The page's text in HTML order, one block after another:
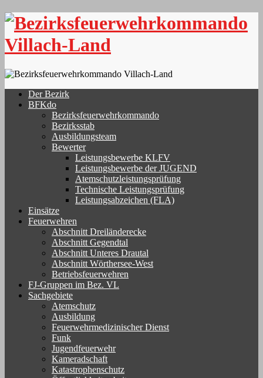
Skip
content
Der Bezirk
BFKdo
Bezirksfeuerwehrkommando
Bezirksstab
Ausbildungsteam
Bewerter
Leistungsbewerbe KLFV
Leistungsbewerbe der JUGEND
Atemschutzleistungsprüfung
Technische Leistungsprüfung
Leistungsabzeichen (FLA)
Einsätze
Feuerwehren
Abschnitt Dreiländerecke
Abschnitt Gegendtal
Abschnitt Unteres Drautal
Abschnitt Wörthersee-West
Betriebsfeuerwehren
FJ-Gruppen im Bez. VL
Sachgebiete
Atemschutz
Ausbildung
Feuerwehrmedizinischer Dienst
Funk
Jugendfeuerwehr
Kameradschaft
Katastrophenschutz